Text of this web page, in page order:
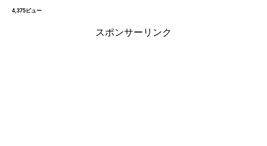
4,375ビュー
スポンサーリンク